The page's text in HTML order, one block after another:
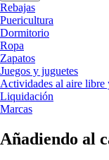
Rebajas
Puericultura
Dormitorio
Ropa
Zapatos
Juegos y juguetes
Actividades al aire libre
Liquidación
Marcas
Añadiendo al